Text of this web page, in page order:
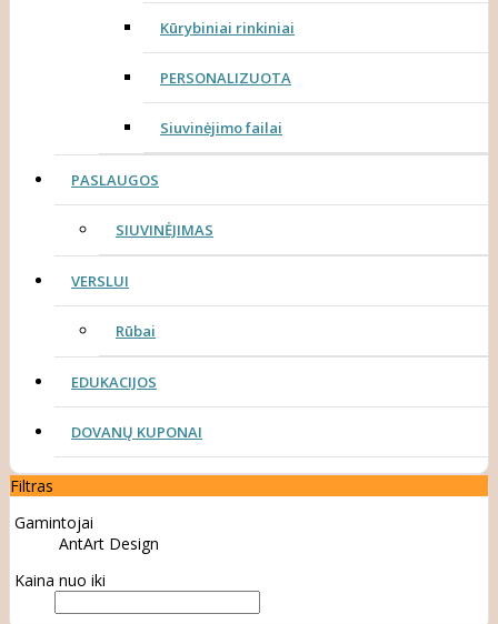
Kūrybiniai rinkiniai
PERSONALIZUOTA
Siuvinėjimo failai
PASLAUGOS
SIUVINĖJIMAS
VERSLUI
Rūbai
EDUKACIJOS
DOVANŲ KUPONAI
Filtras
Gamintojai
AntArt Design
Kaina nuo iki